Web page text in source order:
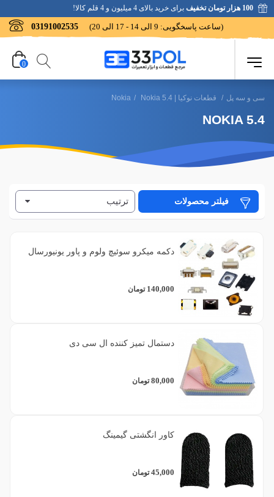
100 هزار تومان تخفیف برای خرید بالای 4 میلیون و 4 قلم کالا!
03191002535 (ساعت پاسخگویی: 9 الی 14 - 17 الی 20)
0
سی و سه پل / قطعات نوکیا | Nokia / Nokia 5.4
NOKIA 5.4
فیلتر محصولات ترتیب
دکمه میکرو سوئیچ ولوم و پاور یونیورسال
140,000 تومان
دستمال تمیز کننده ال سی دی
80,000 تومان
کاور انگشتی گیمینگ
45,000 تومان